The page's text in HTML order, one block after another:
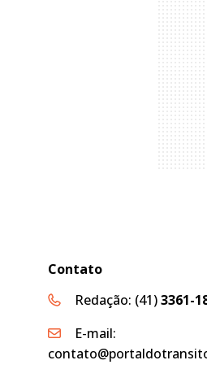
Contato
Redação: (41)3361-
E-mail: